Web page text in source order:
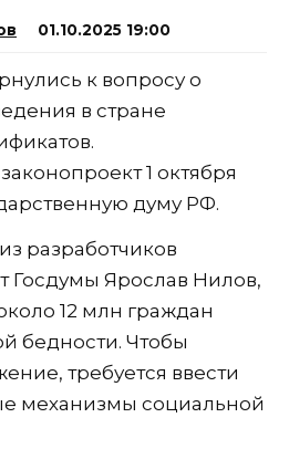
01.10.2025 19:00
к вопросу о
в стране
1 октября
думу РФ.
разработчиков
Госдумы Ярослав Нилов,
12 млн граждан
бедности. Чтобы
требуется ввести
механизмы социальной